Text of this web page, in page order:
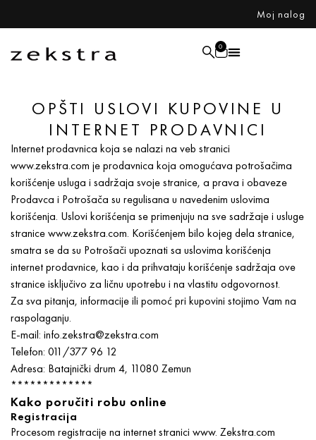
Moj nalog
0
OPŠTI USLOVI KUPOVINE U
INTERNET PRODAVNICI
Internet prodavnica koja se nalazi na veb stranici
www.zekstra.com je prodavnica koja omogućava potrošačima
korišćenje usluga i sadržaja svoje stranice, a prava i obaveze
Prodavca i Potrošača su regulisana u navedenim uslovima
korišćenja. Uslovi korišćenja se primenjuju na sve sadržaje i usluge
stranice www.zekstra.com. Korišćenjem bilo kojeg dela stranice,
smatra se da su Potrošači upoznati sa uslovima korišćenja
internet prodavnice, kao i da prihvataju korišćenje sadržaja ove
stranice isključivo za ličnu upotrebu i na vlastitu odgovornost.
Za sva pitanja, informacije ili pomoć pri kupovini stojimo Vam na
raspolaganju.
E-mail: info.zekstra@zekstra.com
Telefon: 011/377 96 12
Adresa: Batajnički drum 4, 11080 Zemun
*************
Kako poručiti robu online
Registracija
Procesom registracije na internet stranici www. Zekstra.com